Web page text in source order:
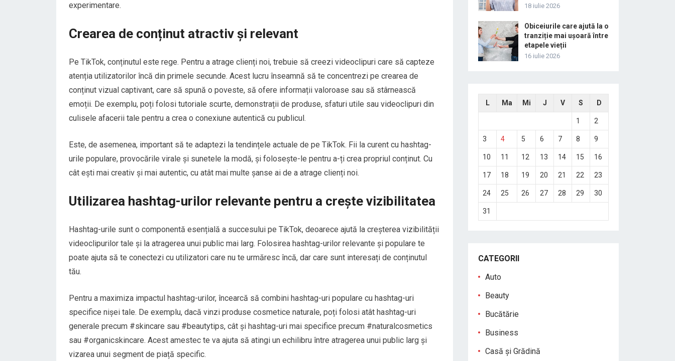
experimentare.
Crearea de conținut atractiv și relevant
Pe TikTok, conținutul este rege. Pentru a atrage clienți noi, trebuie să creezi videoclipuri care să capteze
atenția utilizatorilor încă din primele secunde. Acest lucru înseamnă să te concentrezi pe crearea de
conținut vizual captivant, care să spună o poveste, să ofere informații valoroase sau să stârnească
emoții. De exemplu, poți folosi tutoriale scurte, demonstrații de produse, sfaturi utile sau videoclipuri din
culisele afacerii tale pentru a crea o conexiune autentică cu publicul.
Este, de asemenea, important să te adaptezi la tendințele actuale de pe TikTok. Fii la curent cu hashtag-
urile populare, provocările virale și sunetele la modă, și folosește-le pentru a-ți crea propriul conținut. Cu
cât ești mai creativ și mai autentic, cu atât mai multe șanse ai de a atrage clienți noi.
Utilizarea hashtag-urilor relevante pentru a crește vizibilitatea
Hashtag-urile sunt o componentă esențială a succesului pe TikTok, deoarece ajută la creșterea vizibilității
videoclipurilor tale și la atragerea unui public mai larg. Folosirea hashtag-urilor relevante și populare te
poate ajuta să te conectezi cu utilizatori care nu te urmăresc încă, dar care sunt interesați de conținutul
tău.
Pentru a maximiza impactul hashtag-urilor, încearcă să combini hashtag-uri populare cu hashtag-uri
specifice nișei tale. De exemplu, dacă vinzi produse cosmetice naturale, poți folosi atât hashtag-uri
generale precum #skincare sau #beautytips, cât și hashtag-uri mai specifice precum #naturalcosmetics
sau #organicskincare. Acest amestec te va ajuta să atingi un echilibru între atragerea unui public larg și
vizarea unui segment de piață specific.
18 iulie 2026
Obiceiurile care ajută la o
tranziție mai ușoară între
etapele vieții
16 iulie 2026
L Ma Mi J V S D
1 2
3 4 5 6 7 8 9
10 11 12 13 14 15 16
17 18 19 20 21 22 23
24 25 26 27 28 29 30
31
CATEGORII
Auto
Beauty
Bucătărie
Business
Casă și Grădină